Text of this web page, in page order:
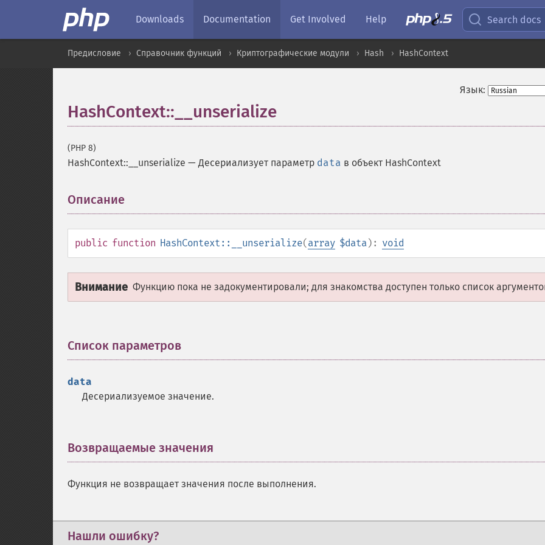
Downloads Documentation Get Involved Help Search docs
Предисловие Справочник функций Криптографические модули Hash HashContext
Язык:
HashContext::__unserialize
(PHP 8)
HashContext::__unserialize —Десериализует параметр data в объект HashContext
Описание
public function HashContext::__unserialize(array $data): void
Внимание Функцию пока не задокументировали; для знакомства доступен только список
Список параметров
data
Десериализуемое значение.
Возвращаемые значения
Функция не возвращает значения после выполнения.
Нашли ошибку?